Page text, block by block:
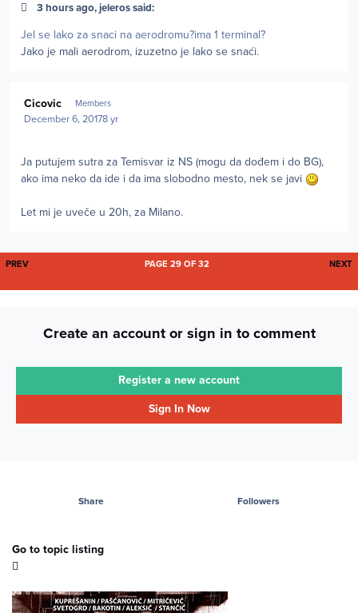
3 hours ago, jeleros said:
Jel se lako za snaci na aerodromu?ima 1 terminal?
Jako je mali aerodrom, izuzetno je lako se snaći.
Cicovic Members
December 6, 20178 yr
Ja putujem sutra za Temisvar iz NS (mogu da dođem i do BG),
ako ima neko da ide i da ima slobodno mesto, nek se javi
Let mi je uveče u 20h, za Milano.
FIRST PAGE
PREV NEXT
PAGE 29 OF 32
Create an account or sign in to comment
Register a new account
Sign In Now
Share Followers
Go to topic listing